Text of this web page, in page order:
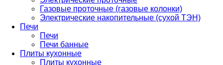
Газовые проточные (газовые колонки)
Электрические накопительные (сухой ТЭН)
Печи
Печи
Печи банные
Плиты кухонные
Плиты кухонные